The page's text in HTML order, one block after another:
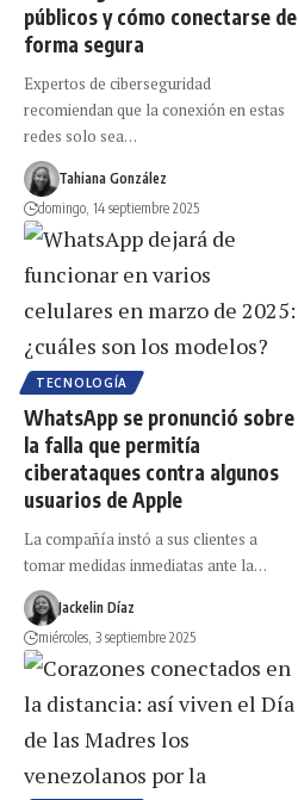
públicos y cómo conectarse de
forma segura
Expertos de ciberseguridad
recomiendan que la conexión en estas
redes solo sea…
Tahiana González
domingo, 14 septiembre 2025
TECNOLOGÍA
WhatsApp se pronunció sobre
la falla que permitía
ciberataques contra algunos
usuarios de Apple
La compañía instó a sus clientes a
tomar medidas inmediatas ante la…
Jackelin Díaz
miércoles, 3 septiembre 2025